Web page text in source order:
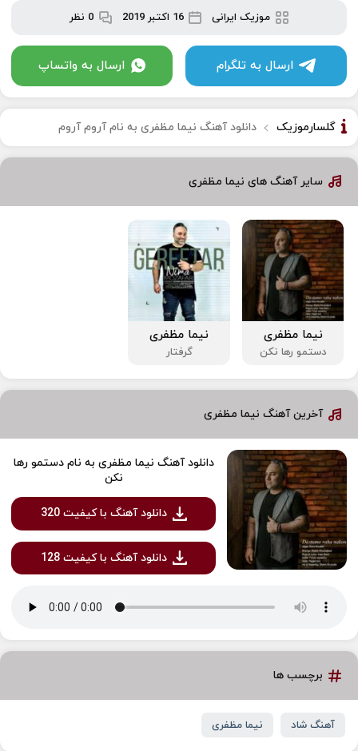
موزیک ایرانی 16 اکتبر 2019 0 نظر
ارسال به تلگرام ارسال به واتساپ
گلسارموزیک دانلود آهنگ نیما مظفری به نام آروم آروم
سایر آهنگ های نیما مظفری
نیما مظفری
دستمو رها نکن
نیما مظفری
گرفتار
آخرین آهنگ نیما مظفری
دانلود آهنگ نیما مظفری به نام دستمو رها
نکن
دانلود آهنگ با کیفیت 320
دانلود آهنگ با کیفیت 128
برچسب ها
آهنگ شاد نیما مظفری